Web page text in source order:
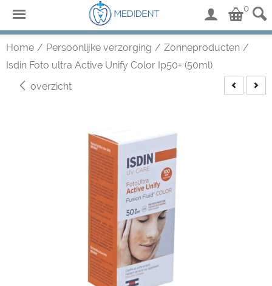
0
Home / Persoonlijke verzorging / Zonneproducten /
Isdin Foto ultra Active Unify Color Ip50+ (50ml)
overzicht